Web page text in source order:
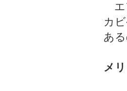
エ
カ
あ
メ